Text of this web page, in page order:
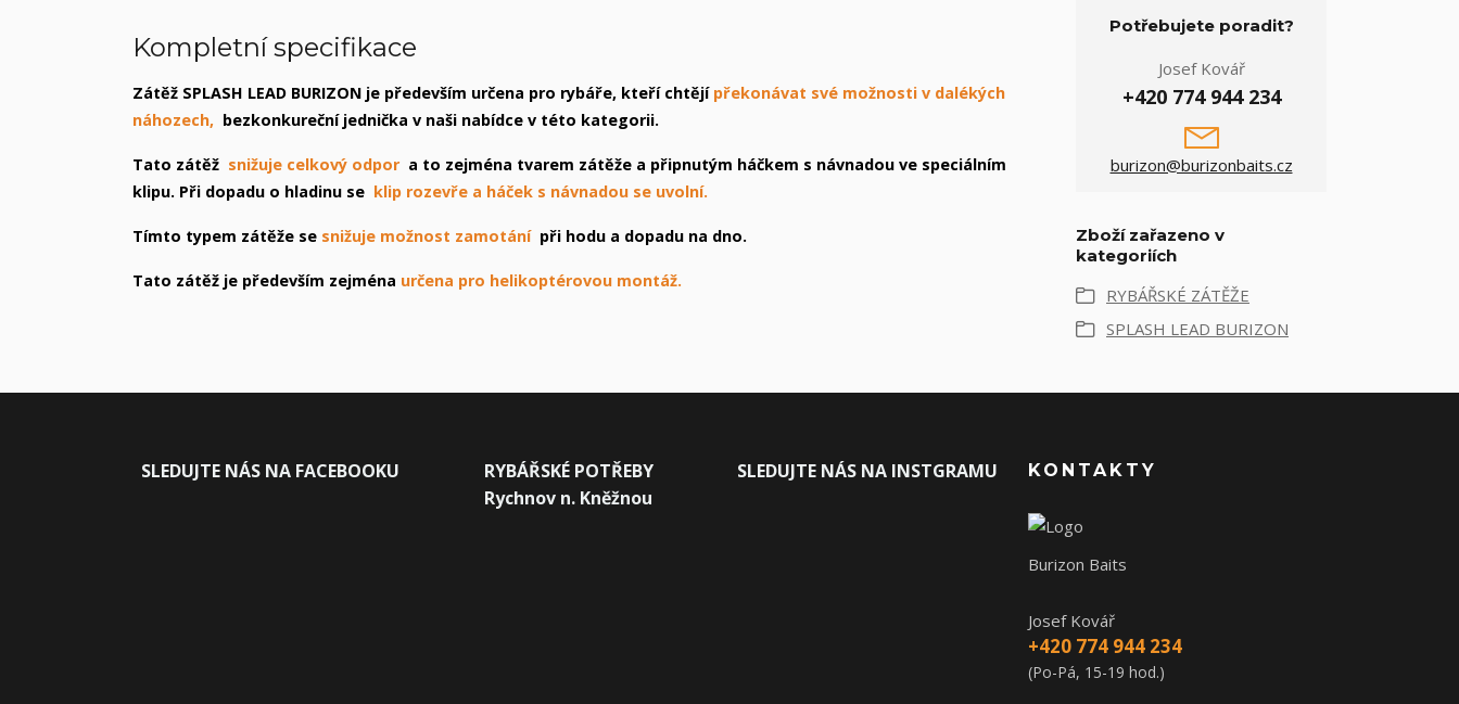
Kompletní specifikace
Zátěž SPLASH LEAD BURIZON je především určena pro rybáře, kteří chtějí překonávat své možnosti v dalékých
náhozech, bezkonkureční jednička v naši nabídce v této kategorii.
Tato zátěž snižuje celkový odpor a to zejména tvarem zátěže a připnutým háčkem s návnadou ve speciálním
klipu. Při dopadu o hladinu se klip rozevře a háček s návnadou se uvolní.
Tímto typem zátěže se snižuje možnost zamotání při hodu a dopadu na dno.
Tato zátěž je především zejména určena pro helikoptérovou montáž.
Potřebujete poradit?
Josef Kovář
+420 774 944 234
burizon@burizonbaits.cz
Zboží zařazeno v
kategoriích
RYBÁŘSKÉ ZÁTĚŽE
SPLASH LEAD BURIZON
SLEDUJTE NÁS NA FACEBOOKU
RYBÁŘSKÉ POTŘEBY
Rychnov n. Kněžnou
SLEDUJTE NÁS NA INSTGRAMU KONTAKTY
Burizon Baits
Josef Kovář
+420 774 944 234
(Po-Pá, 15-19 hod.)